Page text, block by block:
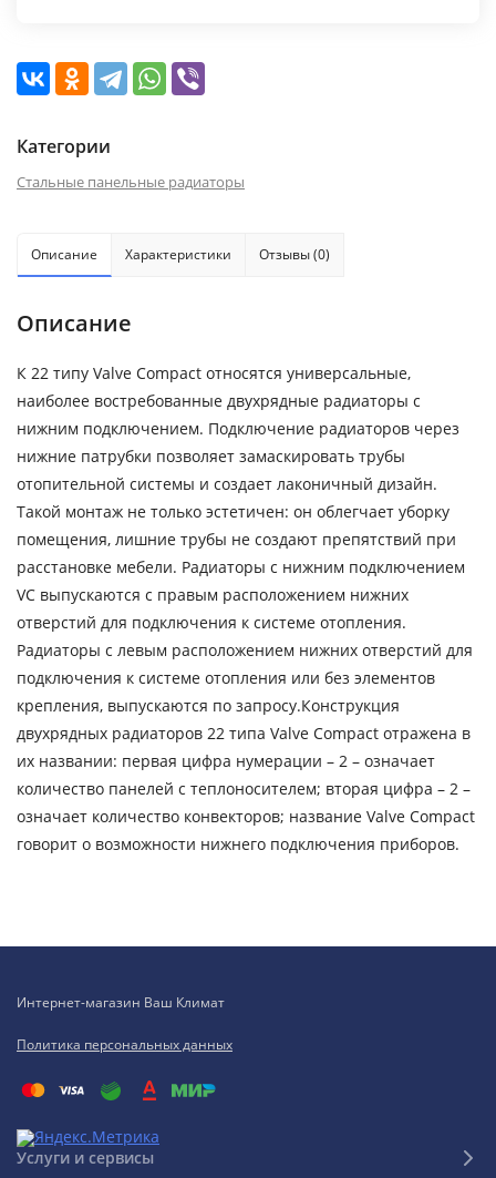
Категории
Стальные панельные радиаторы
Описание Характеристики Отзывы (0)
Описание
К 22 типу Valve Compact относятся универсальные,
наиболее востребованные двухрядные радиаторы с
нижним подключением. Подключение радиаторов через
нижние патрубки позволяет замаскировать трубы
отопительной системы и создает лаконичный дизайн.
Такой монтаж не только эстетичен: он облегчает уборку
помещения, лишние трубы не создают препятствий при
расстановке мебели. Радиаторы с нижним подключением
VC выпускаются с правым расположением нижних
отверстий для подключения к системе отопления.
Радиаторы с левым расположением нижних отверстий для
подключения к системе отопления или без элементов
крепления, выпускаются по запросу.Конструкция
двухрядных радиаторов 22 типа Valve Compact отражена в
их названии: первая цифра нумерации – 2 – означает
количество панелей с теплоносителем; вторая цифра – 2 –
означает количество конвекторов; название Valve Compact
говорит о возможности нижнего подключения приборов.
Интернет-магазин Ваш Климат
Политика персональных данных
Услуги и сервисы